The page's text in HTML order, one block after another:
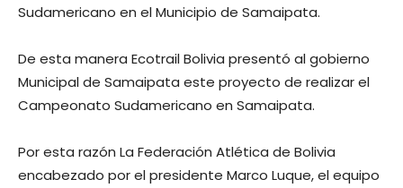
Sudamericano en el Municipio de Samaipata.
De esta manera Ecotrail Bolivia presentó al gobierno
Municipal de Samaipata este proyecto de realizar el
Campeonato Sudamericano en Samaipata.
Por esta razón La Federación Atlética de Bolivia
encabezado por el presidente Marco Luque, el equipo